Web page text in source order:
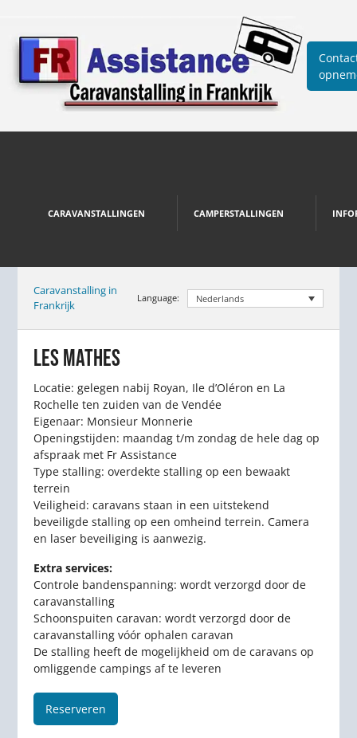
CARAVANSTALLINGEN CAMPERSTALLINGEN
Caravanstalling in
Frankrijk
Language: Nederlands
LES MATHES
Locatie: gelegen nabij Royan, Ile d’Oléron en La
Rochelle ten zuiden van de Vendée
Eigenaar: Monsieur Monnerie
Openingstijden: maandag t/m zondag de hele dag op
afspraak met Fr Assistance
Type stalling: overdekte stalling op een bewaakt
terrein
Veiligheid: caravans staan in een uitstekend
beveiligde stalling op een omheind terrein. Camera
en laser beveiliging is aanwezig.
Extra services:
Controle bandenspanning: wordt verzorgd door de
caravanstalling
Schoonspuiten caravan: wordt verzorgd door de
caravanstalling vóór ophalen caravan
De stalling heeft de mogelijkheid om de caravans op
omliggende campings af te leveren
Reserveren